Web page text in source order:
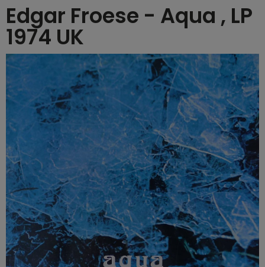
Edgar Froese - Aqua , LP
1974 UK